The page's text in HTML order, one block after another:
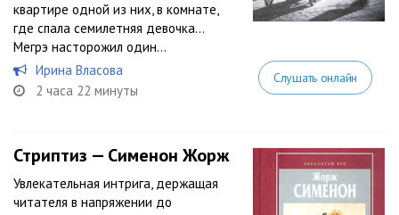
квартире одной из них, в комнате,
где спала семилетняя девочка…
Мегрэ насторожил один...
Ирина Власова
2 часа 22 минуты
Слушать онлайн
Стриптиз — Сименон Жорж
Увлекательная интрига, держащая
читателя в напряжении до